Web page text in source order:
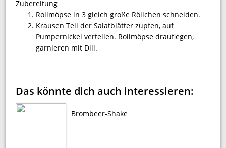
Zubereitung
Rollmöpse in 3 gleich große Röllchen schneiden.
Krausen Teil der Salatblätter zupfen, auf
Pumpernickel verteilen. Rollmöpse drauflegen,
garnieren mit Dill.
Das könnte dich auch interessieren:
Brombeer-Shake